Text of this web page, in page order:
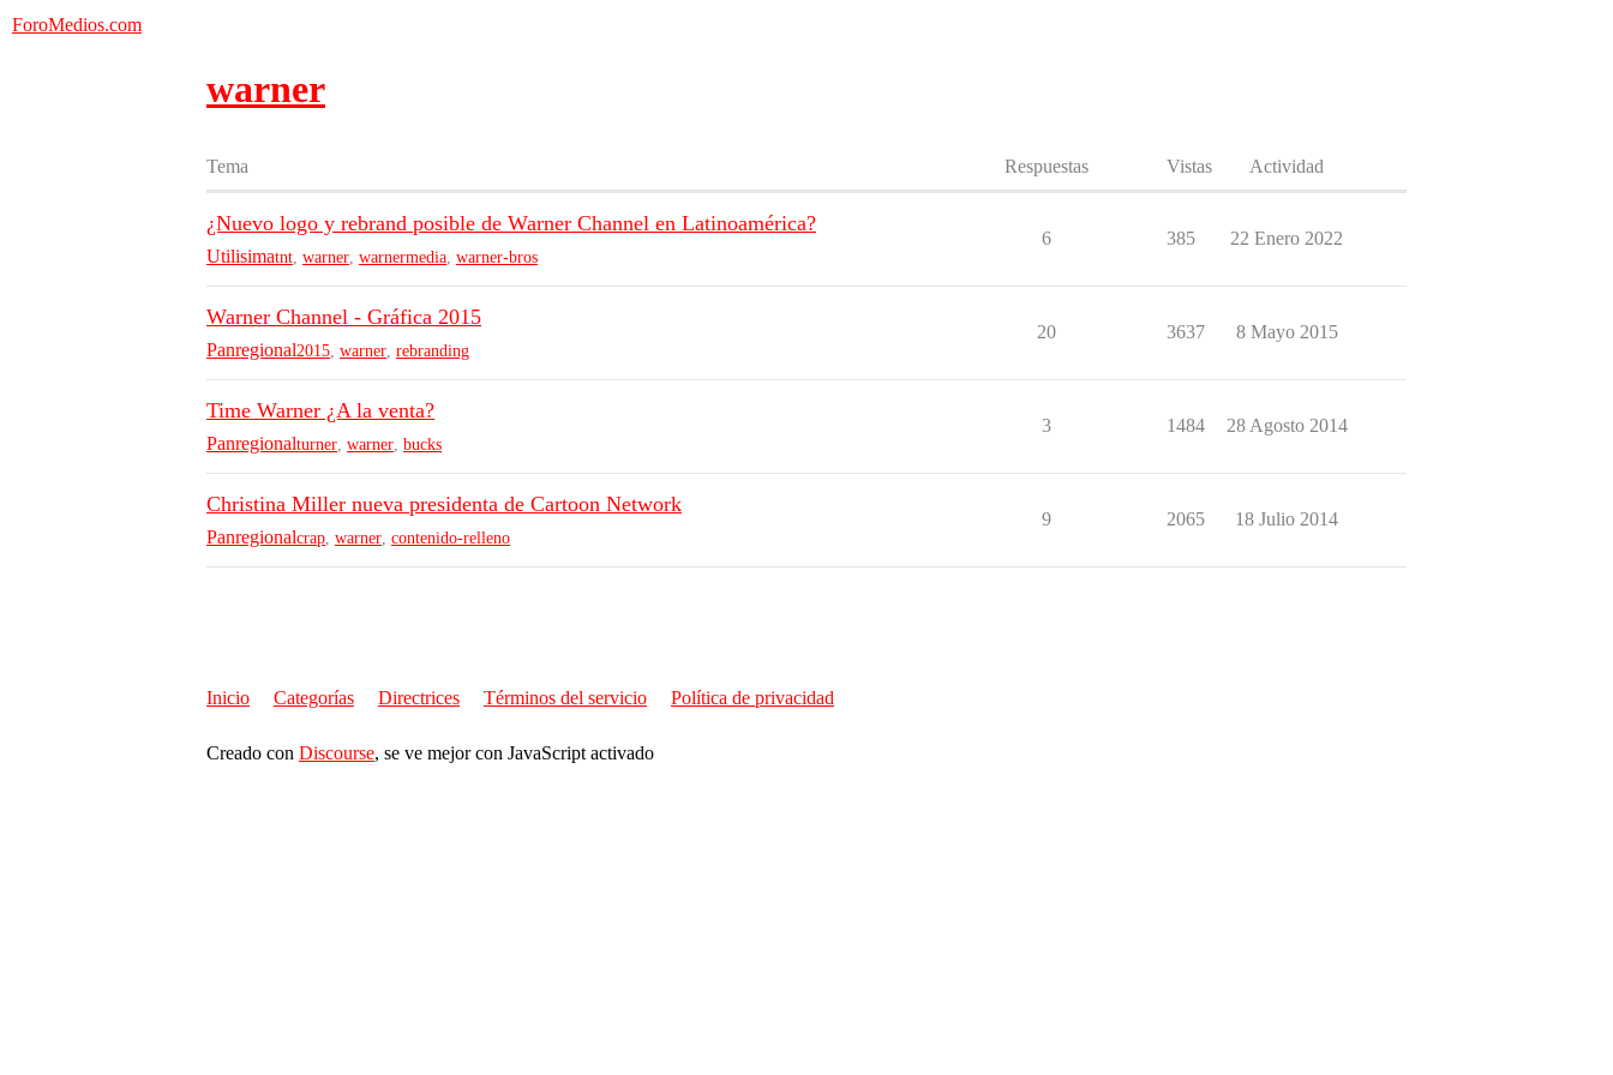
ForoMedios.com
warner
Tema Respuestas Vistas Actividad
¿Nuevo logo y rebrand posible de Warner Channel en Latinoamérica?
Utilisimatnt warner warnermedia warner-bros
6 385 22 Enero 2022
Warner Channel - Gráfica 2015
Panregional2015 warner rebranding
20 3637 8 Mayo 2015
Time Warner ¿A la venta?
Panregionalturner warner bucks
3 1484 28 Agosto 2014
Christina Miller nueva presidenta de Cartoon Network
Panregionalcrap warner contenido-relleno
9 2065 18 Julio 2014
Inicio Categorías Directrices Términos del servicio Política de privacidad
Creado con Discourse, se ve mejor con JavaScript activado